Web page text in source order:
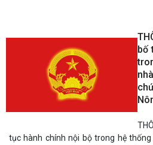
bố
tục hành chính nội bộ trong hệ